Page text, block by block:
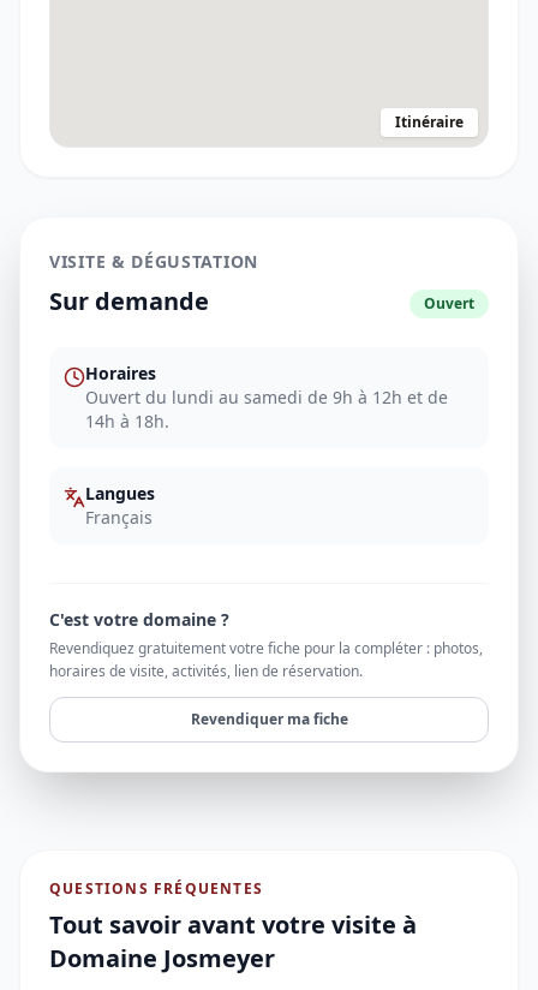
Itinéraire
VISITE & DÉGUSTATION
Sur demande Ouvert
Horaires
Ouvert du lundi au samedi de 9h à 12h et de
14h à 18h.
Langues
Français
C'est votre domaine ?
Revendiquez gratuitement votre fiche pour la compléter : photos,
horaires de visite, activités, lien de réservation.
Revendiquer ma fiche
QUESTIONS FRÉQUENTES
Tout savoir avant votre visite à
Domaine Josmeyer